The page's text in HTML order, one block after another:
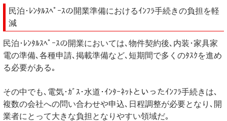
民泊･ﾚﾝﾀﾙｽﾍﾟｰｽの開業準備におけるｲﾝﾌﾗ手続きの負担を軽
減
民泊･ﾚﾝﾀﾙｽﾍﾟｰｽの開業においては､物件契約後､内装･家具家
電の準備､各種申請､掲載準備など､短期間で多くのﾀｽｸを進め
る必要がある｡
その中でも､電気･ｶﾞｽ･水道･ｲﾝﾀｰﾈｯﾄといったｲﾝﾌﾗ手続きは､
複数の会社への問い合わせや申込､日程調整が必要となり､開
業者にとって大きな負担となりやすい領域だ｡